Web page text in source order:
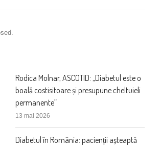
Rodica Molnar, ASCOTID: „Diabetul este o
boală costisitoare și presupune cheltuieli
permanente”
13 mai 2026
Diabetul în România: pacienții așteaptă